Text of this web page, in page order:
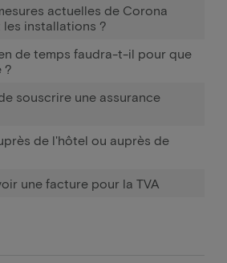
actuelles de Corona
installations ?
de temps faudra-t-il pour que
?
souscrire une assurance
de l'hôtel ou auprès de
une facture pour la TVA